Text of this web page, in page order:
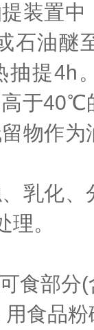
装置
石油醚
抽提4h
于40℃
物作
乳化
。
食部分
食品